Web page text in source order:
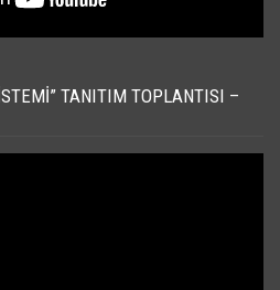
TANITIM TOPLANTISI –